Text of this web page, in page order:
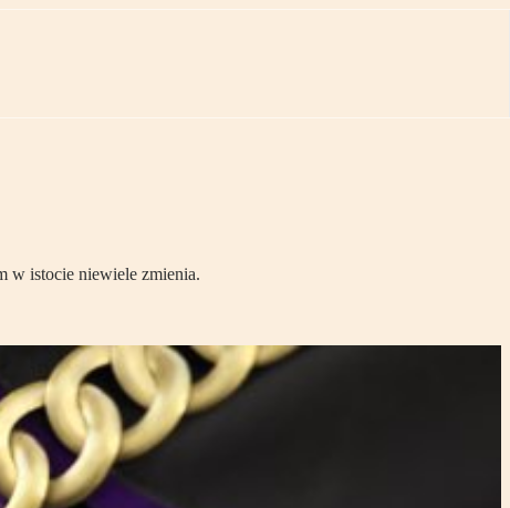
w istocie niewiele zmienia.